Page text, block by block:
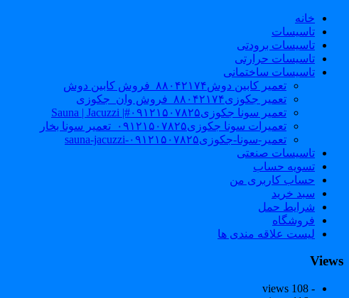
خانه
تاسیسات
تاسیسات برودتی
تاسیسات حرارتی
تاسیسات ساختمانی
تعمیر کابین دوش۸۸۰۴۲۱۷۴_فروش کابین دوش
تعمیر جکوزی۸۸۰۴۲۱۷۴_فروش وان_جکوزی
تعمیر سونا جکوزی۰۹۱۲۱۵۰۷۸۲۵#| Sauna | Jacuzzi
تعمیرات سونا جکوزی۰۹۱۲۱۵۰۷۸۲۵_تعمیر سونا بخار
تعمیر-سونا-جکوزی۰۹۱۲۱۵۰۷۸۲۵-sauna-jacuzzi
تاسیسات صنعتی
تسویه حساب
حساب کاربری من
سبد خرید
شرایط حمل
فروشگاه
لیست علاقه مندی ها
Views
- 108 views